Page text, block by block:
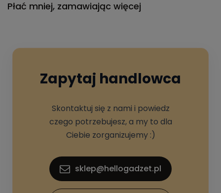
Płać mniej, zamawiając więcej
Zapytaj handlowca
Skontaktuj się z nami i powiedz
czego potrzebujesz, a my to dla
Ciebie zorganizujemy :)
sklep@hellogadzet.pl